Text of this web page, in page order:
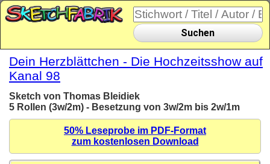
Suchen
Dein Herzblättchen - Die Hochzeitsshow auf
Kanal 98
Sketch von Thomas Bleidiek
5 Rollen (3w/2m) - Besetzung von 3w/2m bis 2w/1m
50% Leseprobe im PDF-Format
zum kostenlosen Download